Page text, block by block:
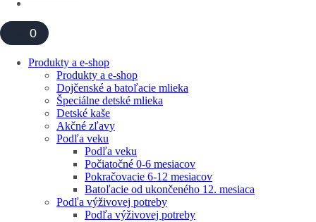
0
Produkty a e-shop
Produkty a e-shop
Dojčenské a batoľacie mlieka
Špeciálne detské mlieka
Detské kaše
Akčné zľavy
Podľa veku
Podľa veku
Počiatočné 0-6 mesiacov
Pokračovacie 6-12 mesiacov
Batoľacie od ukončeného 12. mesiaca
Podľa výživovej potreby
Podľa výživovej potreby